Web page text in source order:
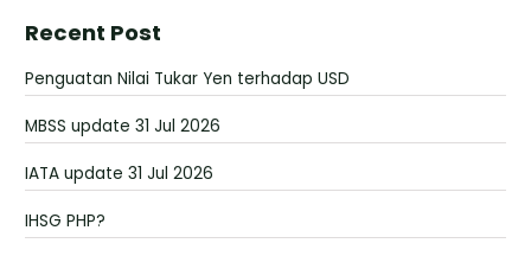
Recent Post
Penguatan Nilai Tukar Yen terhadap USD
MBSS update 31 Jul 2026
IATA update 31 Jul 2026
IHSG PHP?